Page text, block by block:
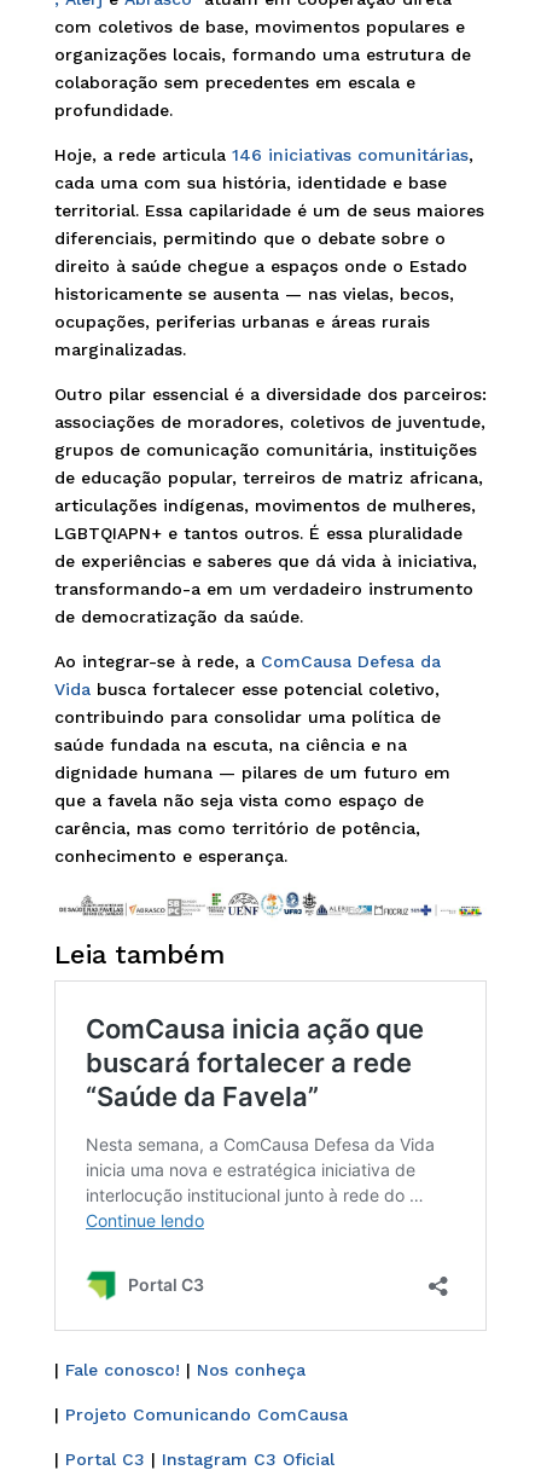
com coletivos de base, movimentos populares e
organizações locais, formando uma estrutura de
colaboração sem precedentes em escala e
profundidade.
Hoje, a rede articula 146 iniciativas comunitárias,
cada uma com sua história, identidade e base
territorial. Essa capilaridade é um de seus maiores
diferenciais, permitindo que o debate sobre o
direito à saúde chegue a espaços onde o Estado
historicamente se ausenta — nas vielas, becos,
ocupações, periferias urbanas e áreas rurais
marginalizadas.
Outro pilar essencial é a diversidade dos parceiros:
associações de moradores, coletivos de juventude,
grupos de comunicação comunitária, instituições
de educação popular, terreiros de matriz africana,
articulações indígenas, movimentos de mulheres,
LGBTQIAPN+ e tantos outros. É essa pluralidade
de experiências e saberes que dá vida à iniciativa,
transformando-a em um verdadeiro instrumento
de democratização da saúde.
Ao integrar-se à rede, a ComCausa Defesa da
Vidabusca fortalecer esse potencial coletivo,
contribuindo para consolidar uma política de
saúde fundada na escuta, na ciência e na
dignidade humana — pilares de um futuro em
que a favela não seja vista como espaço de
carência, mas como território de potência,
conhecimento e esperança.
Leia também
| Fale conosco! | Nos conheça
| Projeto Comunicando ComCausa
| Portal C3 | Instagram C3 Oficial